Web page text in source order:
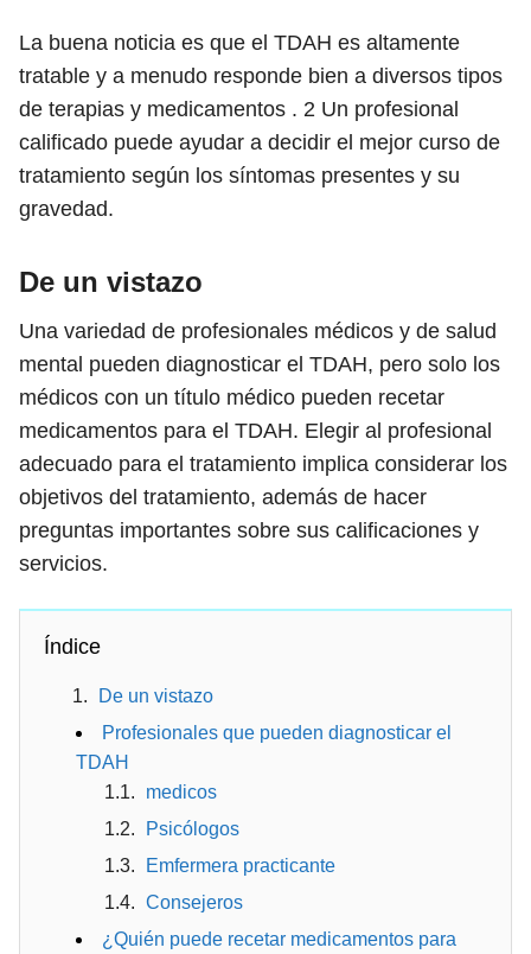
La buena noticia es que el TDAH es altamente
tratable y a menudo responde bien a diversos tipos
de terapias y medicamentos . 2 Un profesional
calificado puede ayudar a decidir el mejor curso de
tratamiento según los síntomas presentes y su
gravedad.
De un vistazo
Una variedad de profesionales médicos y de salud
mental pueden diagnosticar el TDAH, pero solo los
médicos con un título médico pueden recetar
medicamentos para el TDAH. Elegir al profesional
adecuado para el tratamiento implica considerar los
objetivos del tratamiento, además de hacer
preguntas importantes sobre sus calificaciones y
servicios.
Índice
De un vistazo
Profesionales que pueden diagnosticar el
TDAH
medicos
Psicólogos
Emfermera practicante
Consejeros
¿Quién puede recetar medicamentos para